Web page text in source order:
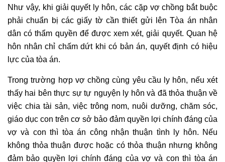
Như vậy, khi giải quyết ly hôn, các cặp vợ chồng bắt buộc
phải chuẩn bị các giấy tờ cần thiết gửi lên Tòa án nhân
dân có thẩm quyền để được xem xét, giải quyết. Quan hệ
hôn nhân chỉ chấm dứt khi có bản án, quyết định có hiệu
lực của tòa án.
Trong trường hợp vợ chồng cùng yêu cầu ly hôn, nếu xét
thấy hai bên thực sự tự nguyện ly hôn và đã thỏa thuận về
việc chia tài sản, việc trông nom, nuôi dưỡng, chăm sóc,
giáo dục con trên cơ sở bảo đảm quyền lợi chính đáng của
vợ và con thì tòa án công nhận thuận tình ly hôn. Nếu
không thỏa thuận được hoặc có thỏa thuận nhưng không
đảm bảo quyền lợi chính đáng của vợ và con thì tòa án